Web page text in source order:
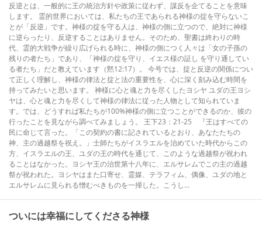
反逆とは、一般的に王の統治方針や政策に従わず、謀反を企てることを意味
します。 霊的世界においては、私たちの王であられる神様の掟を守らないこ
とが「反逆」です。神様の掟を守る人は、神様の側に立つので、絶対に神様
に逆らったり、反逆することはありません。そのため、聖書は終わりの時
代、霊的大戦争が繰り広げられる時に、神様の側につく人々は「女の子孫の
残りの者たち」であり、「神様の掟を守り、イエス様の証し を守り通してい
る者たち」だと教えています（黙12:17）。 今号では、掟と反逆の関係につい
て正しく理解し、神様の律法と掟と法の重要性を、心に深く刻み込む時間を
持ってみたいと思います。 神様に心と魂と力を尽くしたヨシヤ ユダの王ヨシ
ヤは、心と魂と力を尽くして神様の律法に従った人物として知られていま
す。では、どうすれば私たちが100%神様の側に立つことができるのか、彼の
行ったことを見ながら調べてみましょう。 王下23：21-25 『王はすべての
民に命じて言った。「この契約の書に記されているとおり、あなたたちの
神、主の過越祭を祝え。」士師たちがイスラエルを治めていた時代からこの
方、イスラエルの王、ユダの王の時代を通じて、このような過越祭が祝われ
ることはなかった。ヨシヤ王の治世第十八年に、エルサレムでこの主の過越
祭が祝われた。ヨシヤはまた口寄せ、霊媒、テラフィム、偶像、ユダの地と
エルサレムに見られる憎むべきものを一掃した。こうし...
ついには幸福にしてくださる神様